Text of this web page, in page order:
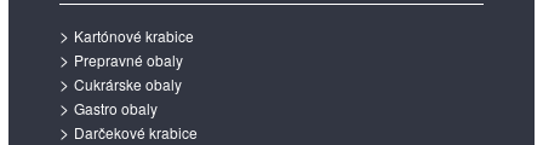
Kartónové krabice
Prepravné obaly
Cukrárske obaly
Gastro obaly
Darčekové krabice